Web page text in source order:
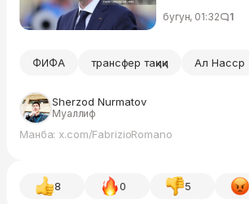
аллақачон
бугун, 01:32 1
ФИФА трансфер тақиқи Ал Насср
Sherzod Nurmatov
Муаллиф
Манба: x.com/FabrizioRomano
8 0 5